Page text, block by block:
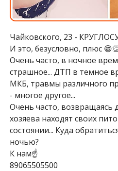
Чайковского, 23 -
И это, безусловно, плюс
Очень часто, в ночное
страшное... ДТП в темное
МКБ, травмы различного
- многое другое...
Очень часто, возвращаясь
хозяева находят своих
состоянии... Куда
ночью?
К нам☝️
89065505500